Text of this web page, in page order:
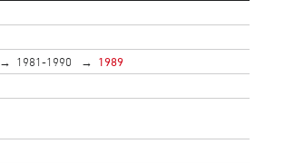
1981-1990
1989